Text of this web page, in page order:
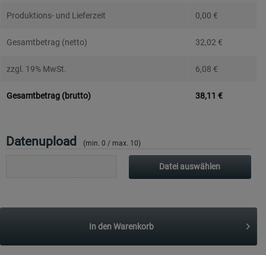
Produktions- und Lieferzeit 0,00 €
Gesamtbetrag (netto) 32,02 €
zzgl. 19% MwSt. 6,08 €
Gesamtbetrag (brutto) 38,11 €
Datenupload (min. 0 / max. 10)
Datei auswählen
In denWarenkorb